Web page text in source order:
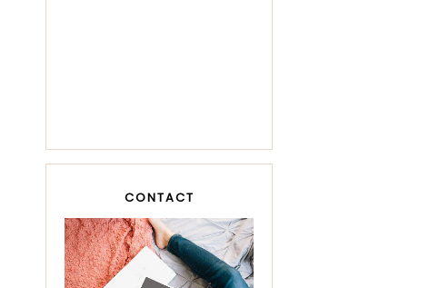
CONTACT